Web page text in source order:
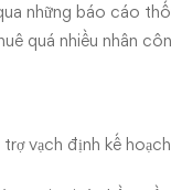
những báo cáo
quá nhiều nhân
vạch định kế